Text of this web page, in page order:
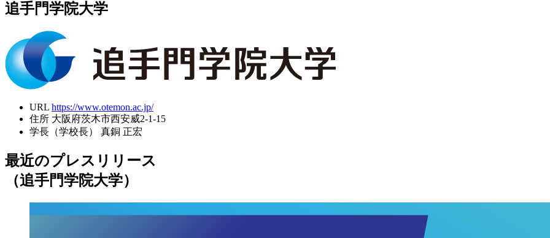
追手門学院大学
URL https://www.otemon.ac.jp/
住所 大阪府茨木市西安威2-1-15
学長（学校長）
真銅 正宏
最近のプレスリリース
（追手門学院大学）